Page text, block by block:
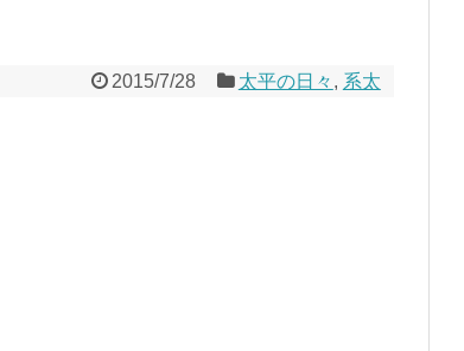
2015/7/28 太平の日々 , 系太